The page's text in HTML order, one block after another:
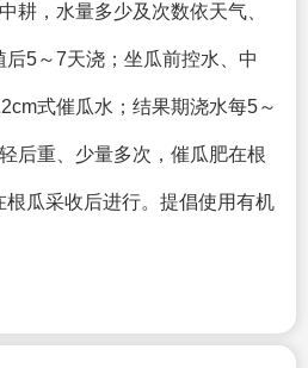
耕，水量多少及次数依天气、
5～7天浇；坐瓜前控水、中
式催瓜水；结果期浇水每5～
后重、少量多次，催瓜肥在根
根瓜采收后进行。提倡使用有机